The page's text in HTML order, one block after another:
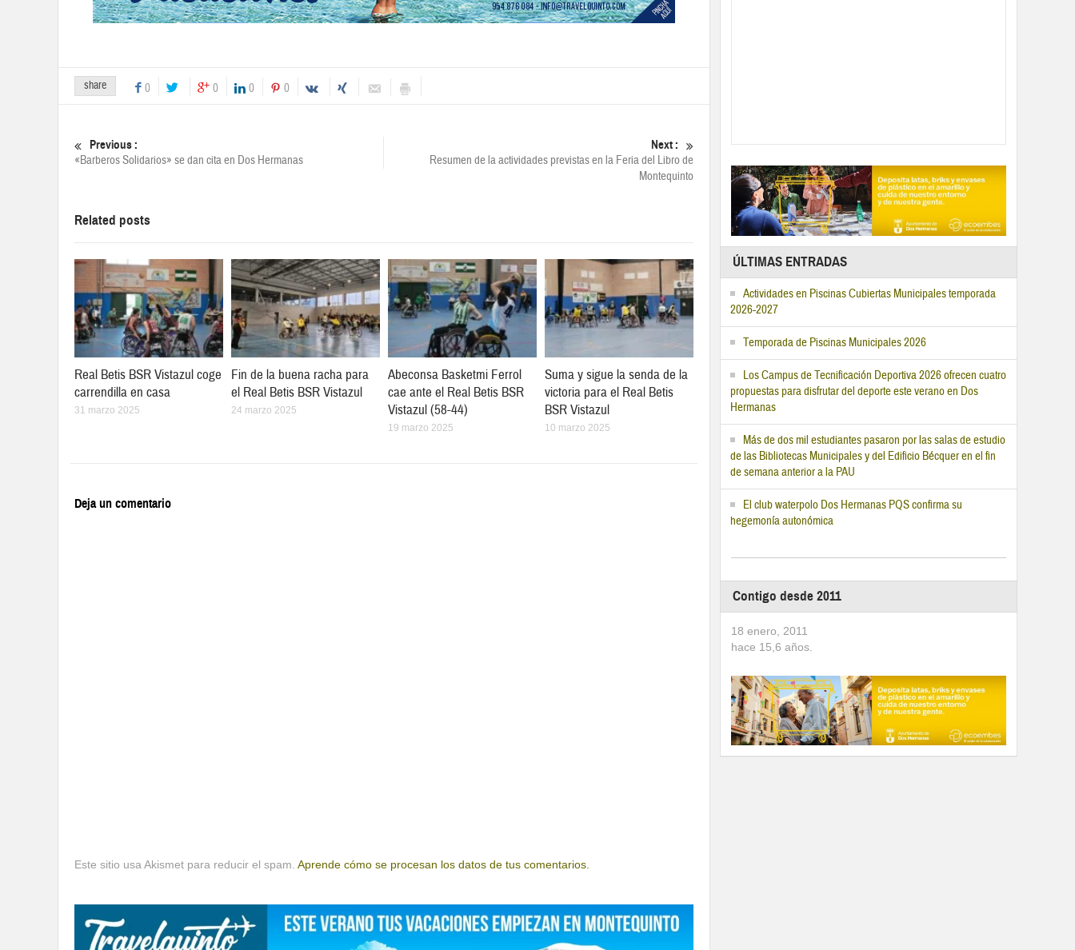
share 0 0 0 0
Previous :
«Barberos Solidarios» se dan cita en Dos Hermanas
Next :
Resumen de la actividades previstas en la Feria del Libro de
Montequinto
Related posts
Real Betis BSR Vistazul coge
carrendilla en casa
31 marzo 2025
Fin de la buena racha para
el Real Betis BSR Vistazul
24 marzo 2025
Abeconsa Basketmi Ferrol
cae ante el Real Betis BSR
Vistazul (58-44)
19 marzo 2025
Suma y sigue la senda de la
victoria para el Real Betis
BSR Vistazul
10 marzo 2025
Deja un comentario
Este sitio usa Akismet para reducir el spam. Aprende cómo se procesan los datos de tus comentarios.
ÚLTIMAS ENTRADAS
Actividades en Piscinas Cubiertas Municipales temporada
2026-2027
Temporada de Piscinas Municipales 2026
Los Campus de Tecnificación Deportiva 2026 ofrecen cuatro
propuestas para disfrutar del deporte este verano en Dos
Hermanas
Más de dos mil estudiantes pasaron por las salas de estudio
de las Bibliotecas Municipales y del Edificio Bécquer en el fin
de semana anterior a la PAU
El club waterpolo Dos Hermanas PQS confirma su
hegemonía autonómica
Contigo desde 2011
18 enero, 2011
hace 15,6 años.